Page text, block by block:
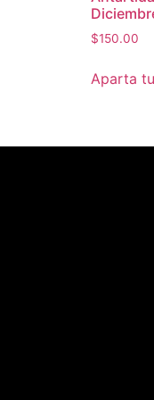
$150.00
Aparta